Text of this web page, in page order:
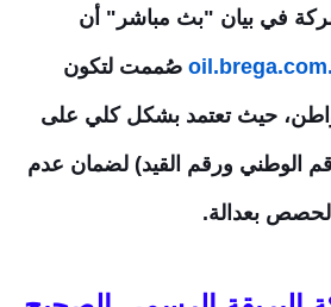
في بيان "بث مباشر" أن
صُممت لتكون
حيث تعتمد بشكل كلي على
الوطني ورقم القيد) لضمان عدم
بعدالة.